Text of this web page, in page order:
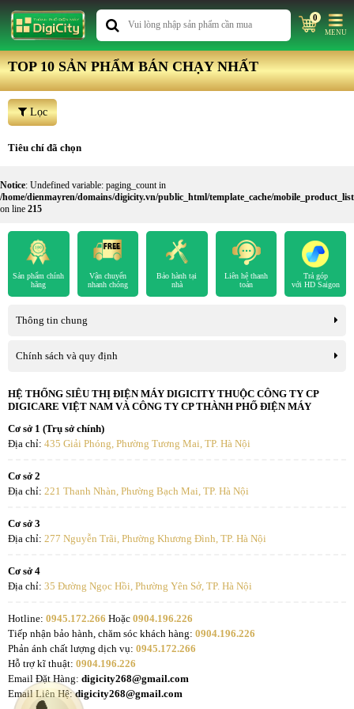
0
MENU
TOP 10 SẢN PHẨM BÁN CHẠY NHẤT
Lọc
Tiêu chí đã chọn
Notice: Undefined variable: paging_count in
/home/dienmayren/domains/digicity.vn/public_html/template_cache/
on line 215
Sản phẩm chính
hãng
Vận chuyển
nhanh chóng
Bảo hành tại
nhà
Liên hệ thanh
toán
Trả góp
với HD Saigon
Thông tin chung
Chính sách và quy định
HỆ THỐNG SIÊU THỊ ĐIỆN MÁY DIGICITY THUỘC CÔNG TY CP
DIGICARE VIỆT NAM VÀ CÔNG TY CP THÀNH PHỐ ĐIỆN MÁY
Cơ sở 1 (Trụ sở chính)
Địa chỉ: 435 Giải Phóng, Phường Tương Mai, TP. Hà Nội
Cơ sở 2
Địa chỉ: 221 Thanh Nhàn, Phường Bạch Mai, TP. Hà Nội
Cơ sở 3
Địa chỉ: 277 Nguyễn Trãi, Phường Khương Đình, TP. Hà Nội
Cơ sở 4
Địa chỉ: 35 Đường Ngọc Hồi, Phường Yên Sở, TP. Hà Nội
Hotline: 0945.172.266 Hoặc 0904.196.226
Tiếp nhận bảo hành, chăm sóc khách hàng: 0904.196.226
Phản ánh chất lượng dịch vụ: 0945.172.266
Hỗ trợ kĩ thuật: 0904.196.226
Email Đặt Hàng: digicity268@gmail.com
Email Liên Hệ:digicity268@gmail.com